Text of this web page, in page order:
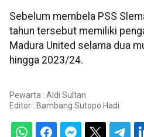
Sebelum membela PSS
tahun tersebut memiliki
Madura United selama dua
hingga 2023/24.
Pewarta : Aldi Sultan
Editor : Bambang Sutopo Hadi